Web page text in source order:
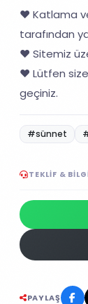
❤️ Katlama
tarafından
❤️ Sitemiz
❤️ Lütfen
geçiniz.
#sünnet
TEKLIF &
PAYLAŞ